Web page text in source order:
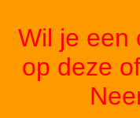
Wil je een
op deze